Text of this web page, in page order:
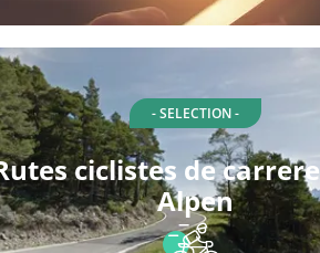
- SELECTION -
ciclistes de
Alpen